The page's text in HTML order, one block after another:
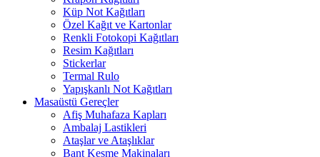
Küp Not Kağıtları
Özel Kağıt ve Kartonlar
Renkli Fotokopi Kağıtları
Resim Kağıtları
Stickerlar
Termal Rulo
Yapışkanlı Not Kağıtları
Masaüstü Gereçler
Afiş Muhafaza Kapları
Ambalaj Lastikleri
Ataşlar ve Ataşlıklar
Bant Kesme Makinaları